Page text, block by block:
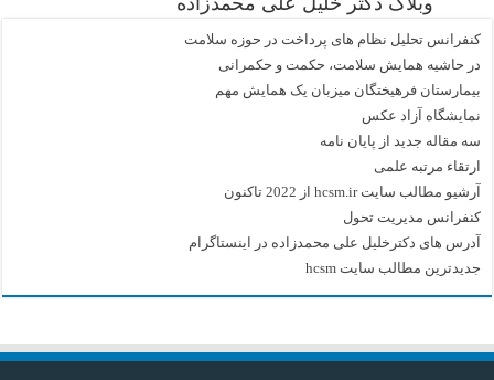
کنفرانس تحلیل نظام های پرداخت در حوزه سلامت
در حاشیه همایش سلامت، حکمت و حکمرانی
بیمارستان فرهیختگان میزبان یک همایش مهم
نمایشگاه آزاد عکس
سه مقاله جدید از پایان نامه
ارتقاء مرتبه علمی
آرشیو مطالب سایت hcsm.ir از 2022 تاکنون
کنفرانس مدیریت تحول
آدرس های دکترخلیل علی محمدزاده در اینستاگرام
جدیدترین مطالب سایت hcsm